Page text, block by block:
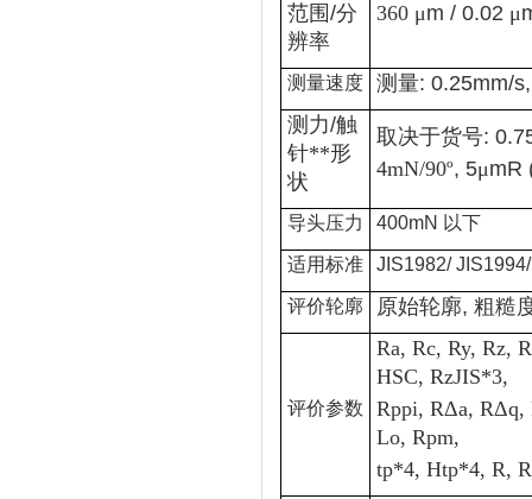
范围 /分
辨率
360 μm / 0.02 μ
测量速度 测量: 0.25mm/
测力/触
针**形
状
取决于货号:
4mN/90º, 5μmR
导头压力 400mN 以下
适用标准 JIS1982/
评价轮廓 原始轮廓, 粗糙
评价参数
Ra, Rc, Ry, Rz,
HSC, RzJIS*3,
Rppi, RΔa, RΔq,
Lo, Rpm,
tp*4, Htp*4, R,